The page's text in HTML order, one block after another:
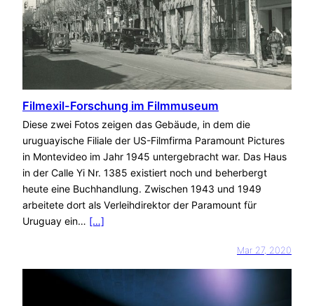
Filmexil-Forschung im Filmmuseum
Diese zwei Fotos zeigen das Gebäude, in dem die
uruguayische Filiale der US-Filmfirma Paramount Pictures
in Montevideo im Jahr 1945 untergebracht war. Das Haus
in der Calle Yi Nr. 1385 existiert noch und beherbergt
heute eine Buchhandlung. Zwischen 1943 und 1949
arbeitete dort als Verleihdirektor der Paramount für
Uruguay ein… […]
Mar 27, 2020